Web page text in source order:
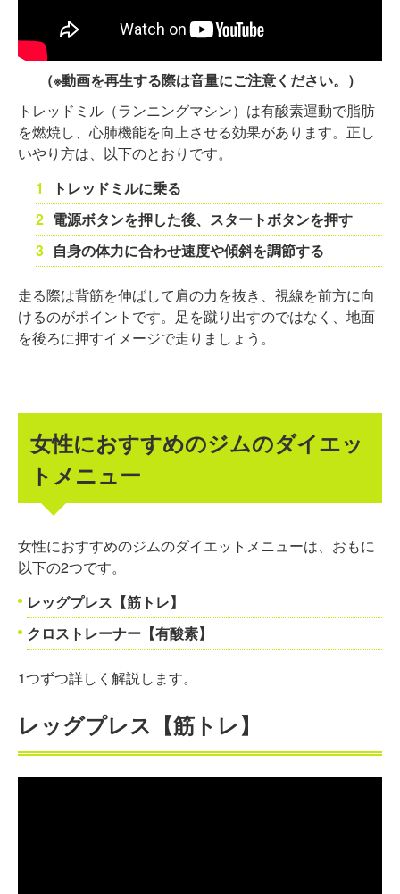
（※動画を再生する際は音量にご注意ください。）
トレッドミル（ランニングマシン）は有酸素運動で脂肪
を燃焼し、心肺機能を向上させる効果があります。正し
いやり方は、以下のとおりです。
トレッドミルに乗る
電源ボタンを押した後、スタートボタンを押す
自身の体力に合わせ速度や傾斜を調節する
走る際は背筋を伸ばして肩の力を抜き、視線を前方に向
けるのがポイントです。足を蹴り出すのではなく、地面
を後ろに押すイメージで走りましょう。
女性におすすめのジムのダイエッ
トメニュー
女性におすすめのジムのダイエットメニューは、おもに
以下の2つです。
レッグプレス【筋トレ】
クロストレーナー【有酸素】
1つずつ詳しく解説します。
レッグプレス【筋トレ】